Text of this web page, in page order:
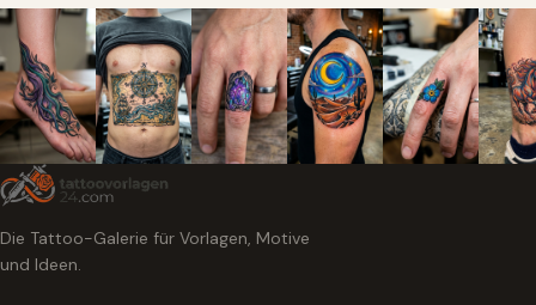
Die Tattoo-Galerie für Vorlagen, Motive
und Ideen.